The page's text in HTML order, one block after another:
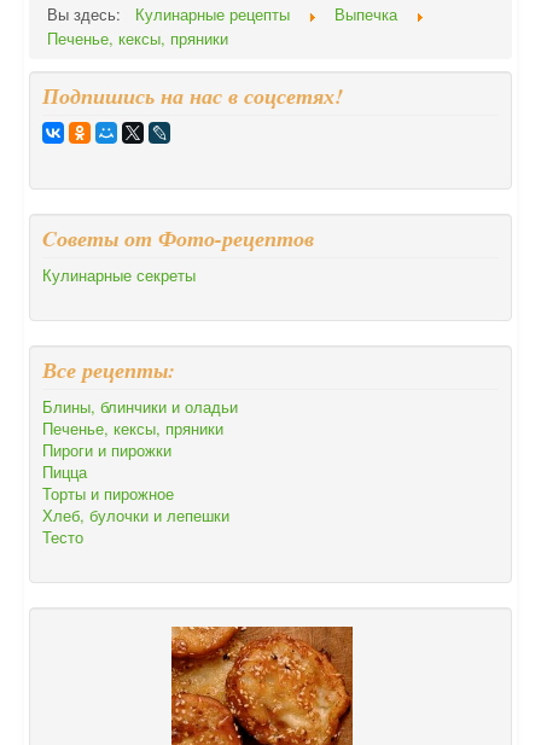
Вы здесь:
Кулинарные рецепты
Выпечка
Печенье, кексы, пряники
Подпишись на нас в соцсетях!
Cоветы от Фото-рецептов
Кулинарные секреты
Все рецепты:
Блины, блинчики и оладьи
Печенье, кексы, пряники
Пироги и пирожки
Пицца
Торты и пирожное
Хлеб, булочки и лепешки
Тесто